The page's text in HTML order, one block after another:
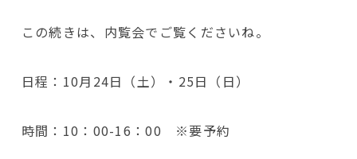
この続きは、内覧会でご覧くださいね。
日程：10月24日（土）・25日（日）
時間：10：00-16：00 ※要予約